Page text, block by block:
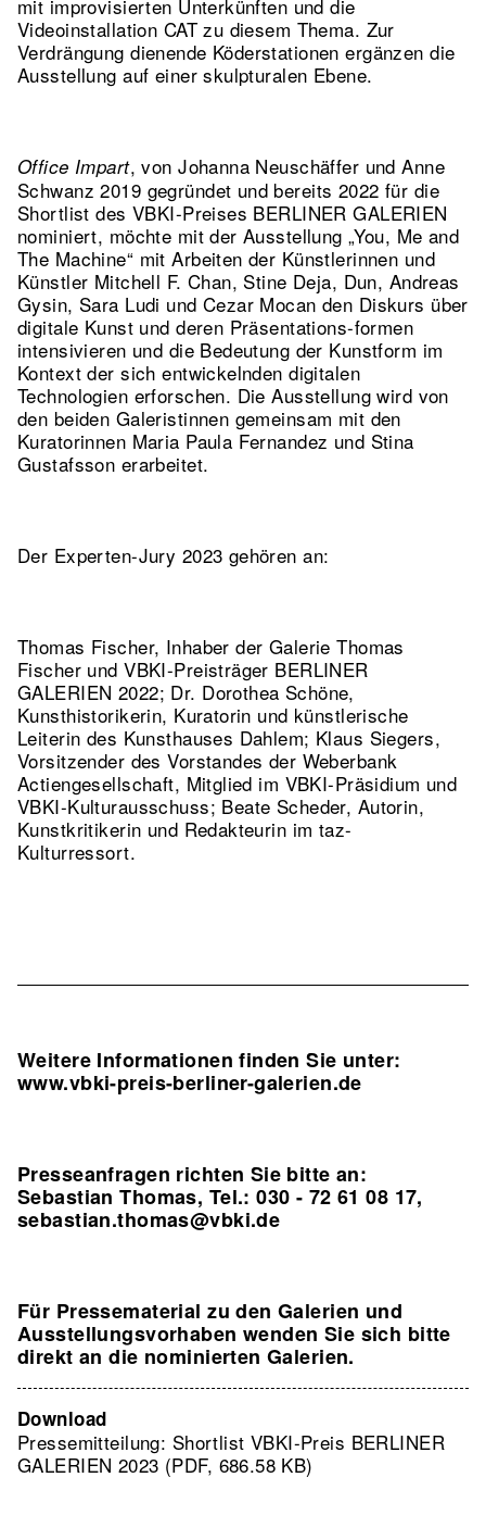
mit improvisierten Unterkünften und die
Videoinstallation CAT zu diesem Thema. Zur
Verdrängung dienende Köderstationen ergänzen die
Ausstellung auf einer skulpturalen Ebene.
Office Impart, von Johanna Neuschäffer und Anne
Schwanz 2019 gegründet und bereits 2022 für die
Shortlist des VBKI-Preises BERLINER GALERIEN
nominiert, möchte mit der Ausstellung „You, Me and
The Machine“ mit Arbeiten der Künstlerinnen und
Künstler Mitchell F. Chan, Stine Deja, Dun, Andreas
Gysin, Sara Ludi und Cezar Mocan den Diskurs über
digitale Kunst und deren Präsentations-formen
intensivieren und die Bedeutung der Kunstform im
Kontext der sich entwickelnden digitalen
Technologien erforschen. Die Ausstellung wird von
den beiden Galeristinnen gemeinsam mit den
Kuratorinnen Maria Paula Fernandez und Stina
Gustafsson erarbeitet.
Der Experten-Jury 2023 gehören an:
Thomas Fischer, Inhaber der Galerie Thomas
Fischer und VBKI-Preisträger BERLINER
GALERIEN 2022; Dr. Dorothea Schöne,
Kunsthistorikerin, Kuratorin und künstlerische
Leiterin des Kunsthauses Dahlem; Klaus Siegers,
Vorsitzender des Vorstandes der Weberbank
Actiengesellschaft, Mitglied im VBKI-Präsidium und
VBKI-Kulturausschuss; Beate Scheder, Autorin,
Kunstkritikerin und Redakteurin im taz-
Kulturressort.
Weitere Informationen finden Sie unter:
www.vbki-preis-berliner-galerien.de
Presseanfragen richten Sie bitte an:
Sebastian Thomas, Tel.: 030 - 72 61 08 17,
sebastian.thomas@vbki.de
Für Pressematerial zu den Galerien und
Ausstellungsvorhaben wenden Sie sich bitte
direkt an die nominierten Galerien.
Download
Pressemitteilung: Shortlist VBKI-Preis BERLINER
GALERIEN 2023 (PDF, 686.58 KB)